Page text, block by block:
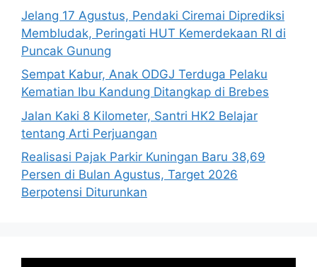
Jelang 17 Agustus, Pendaki Ciremai Diprediksi
Membludak, Peringati HUT Kemerdekaan RI di
Puncak Gunung
Sempat Kabur, Anak ODGJ Terduga Pelaku
Kematian Ibu Kandung Ditangkap di Brebes
Jalan Kaki 8 Kilometer, Santri HK2 Belajar
tentang Arti Perjuangan
Realisasi Pajak Parkir Kuningan Baru 38,69
Persen di Bulan Agustus, Target 2026
Berpotensi Diturunkan